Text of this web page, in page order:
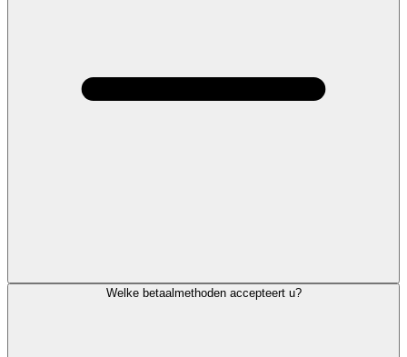
Welke betaalmethoden accepteert u?